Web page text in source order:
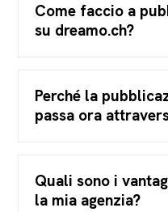
Come faccio a
su dreamo.ch?
Perché la
passa ora
Quali sono i
la mia agenzia?